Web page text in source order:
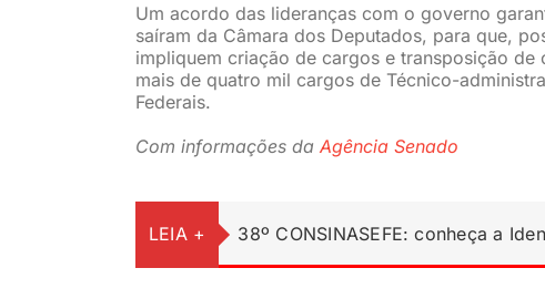
Um acordo das lideranças com o governo
saíram da Câmara dos Deputados, para que,
impliquem criação de cargos e transposição de
mais de quatro mil cargos de Técnico-
Federais.
Com informações da Agência Senado
LEIA + 38º CONSINASEFE: conheça a